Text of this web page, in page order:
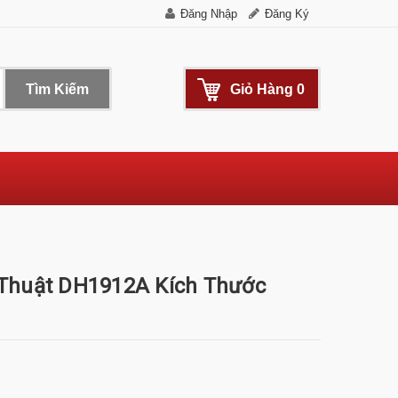
Đăng Nhập Đăng Ký
Tìm Kiếm Giỏ Hàng 0
DH1912A Kích Thước